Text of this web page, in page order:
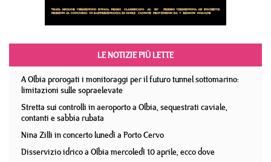
LE NOTIZIE PIÙ LETTE
A Olbia prorogati i monitoraggi per il futuro tunnel sottomarino:
limitazioni sulle sopraelevate
Stretta sui controlli in aeroporto a Olbia, sequestrati caviale,
contanti e sabbia rubata
Nina Zilli in concerto lunedì a Porto Cervo
Disservizio idrico a Olbia mercoledì 10 aprile, ecco dove